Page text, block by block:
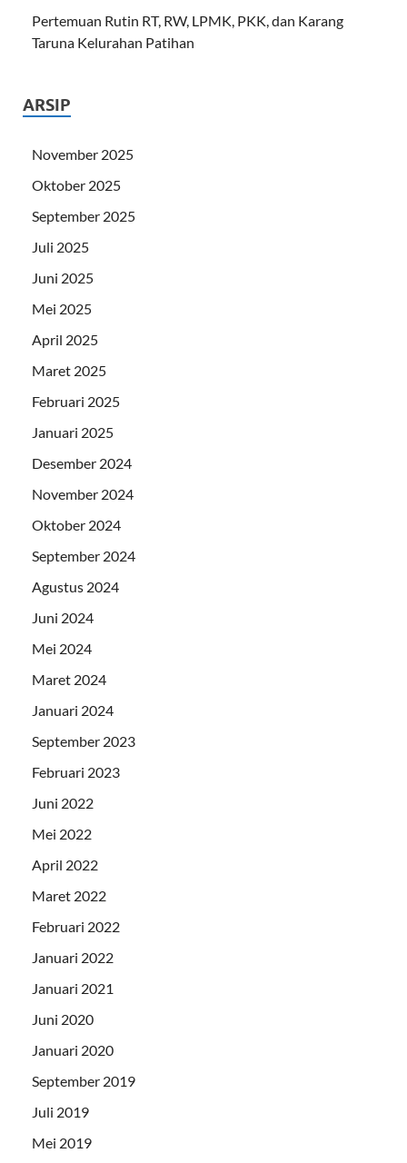
Pertemuan Rutin RT, RW, LPMK, PKK, dan Karang
Taruna Kelurahan Patihan
ARSIP
November 2025
Oktober 2025
September 2025
Juli 2025
Juni 2025
Mei 2025
April 2025
Maret 2025
Februari 2025
Januari 2025
Desember 2024
November 2024
Oktober 2024
September 2024
Agustus 2024
Juni 2024
Mei 2024
Maret 2024
Januari 2024
September 2023
Februari 2023
Juni 2022
Mei 2022
April 2022
Maret 2022
Februari 2022
Januari 2022
Januari 2021
Juni 2020
Januari 2020
September 2019
Juli 2019
Mei 2019